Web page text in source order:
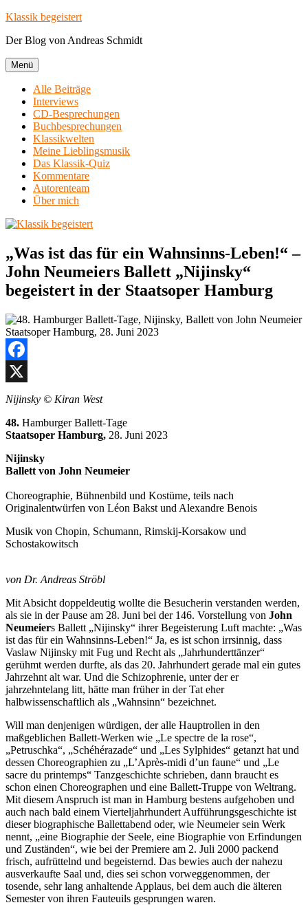
Zum
springen
Klassik begeistert
Der Blog von Andreas Schmidt
Menü
Alle Beiträge
Interviews
CD-Besprechungen
Buchbesprechungen
Klassikwelten
Meine Lieblingsmusik
Das Klassik-Quiz
Kommentare
Autorenteam
Über mich
„Was ist das für ein Wahnsinns-Leben!“ –
John Neumeiers Ballett „Nijinsky“
begeistert in der Staatsoper Hamburg
Facebook
X
Nijinsky © Kiran West
48. Hamburger Ballett-Tage
Staatsoper Hamburg, 28. Juni 2023
Nijinsky
Ballett von John Neumeier
Choreographie, Bühnenbild und Kostüme, teils nach
Originalentwürfen von Léon Bakst und Alexandre Benois
Musik von Chopin, Schumann, Rimskij-Korsakow und
Schostakowitsch
von Dr. Andreas Ströbl
Mit Absicht doppeldeutig wollte die Besucherin verstanden werden,
als sie in der Pause am 28. Juni bei der 146. Vorstellung von John
Neumeiers Ballett „Nijinsky“ ihrer Begeisterung Luft machte: „Was
ist das für ein Wahnsinns-Leben!“ Ja, es ist schon irrsinnig, dass
Vaslaw Nijinsky mit Fug und Recht als „Jahrhunderttänzer“
gerühmt werden durfte, als das 20. Jahrhundert gerade mal ein gutes
Jahrzehnt alt war. Und die Schizophrenie, unter der er
jahrzehntelang litt, hätte man früher in der Tat eher
halbwissenschaftlich als „Wahnsinn“ bezeichnet.
Will man denjenigen würdigen, der alle Hauptrollen in den
maßgeblichen Ballett-Werken wie „Le spectre de la rose“,
„Petruschka“, „Schéhérazade“ und „Les Sylphides“ getanzt hat und
dessen Choreographien zu „L’Après-midi d’un faune“ und „Le
sacre du printemps“ Tanzgeschichte schrieben, dann braucht es
schon einen Choreographen und eine Ballett-Truppe von Weltrang.
Mit diesem Anspruch ist man in Hamburg bestens aufgehoben und
auch nach bald einem Vierteljahrhundert Aufführungsgeschichte ist
dieser biographische Ballettabend oder, wie Neumeier sein Werk
nennt, „eine Biographie der Seele, eine Biographie von Erfindungen
und Zuständen“, wie bei der Premiere am 2. Juli 2000 packend
frisch, aufrüttelnd und begeisternd. Das bewies auch der nahezu
ausverkaufte Saal und, dies sei schon vorweggenommen, der
tosende, sehr lang anhaltende Applaus, bei dem auch die älteren
Semester von ihren Fauteuils gesprungen waren.